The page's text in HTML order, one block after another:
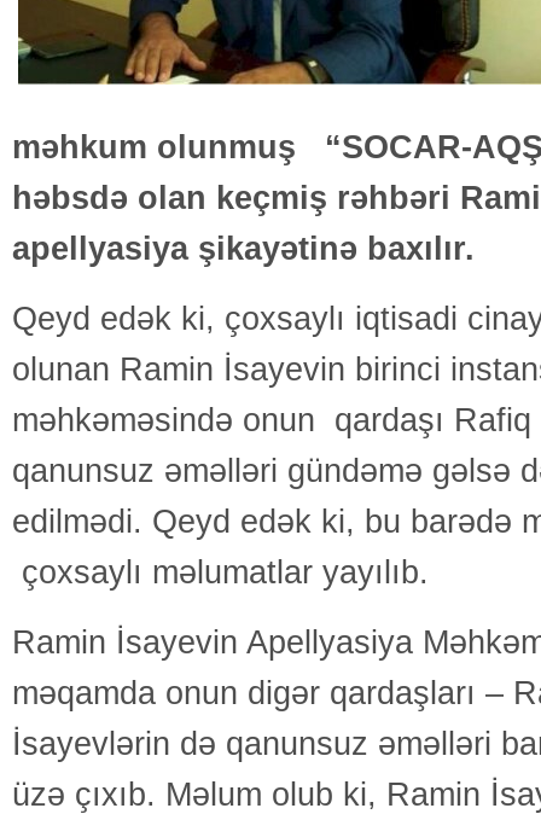
məhkum olunmuş “SOCAR-
həbsdə olan keçmiş rəhbəri
apellyasiya şikayətinə baxılır.
Qeyd edək ki, çoxsaylı iqtisadi
olunan Ramin İsayevin birinci
məhkəməsində onun qardaşı
qanunsuz əməlləri gündəmə gəlsə
edilmədi. Qeyd edək ki, bu barədə
çoxsaylı məlumatlar yayılıb.
Ramin İsayevin Apellyasiya
məqamda onun digər qardaşları –
İsayevlərin də qanunsuz əməlləri
üzə çıxıb. Məlum olub ki, Ramin